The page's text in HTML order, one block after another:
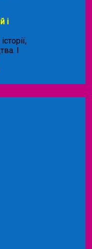
і
І